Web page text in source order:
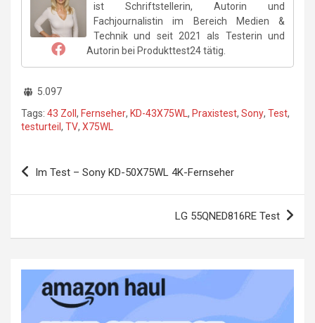
ist Schriftstellerin, Autorin und
Fachjournalistin im Bereich Medien &
Technik und seit 2021 als Testerin und
Autorin bei Produkttest24 tätig.
5.097
Tags: 43 Zoll , Fernseher, KD-43X75WL , Praxistest, Sony, Test,
testurteil , TV, X75WL
Beitragsnavigation
Im Test – Sony KD-50X75WL 4K-Fernseher
LG 55QNED816RE Test